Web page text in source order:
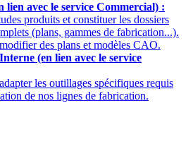
lien avec le service Commercial) :
produits et constituer les dossiers
(plans, gammes de fabrication...).
des plans et modèles CAO.
(en lien avec le service
les outillages spécifiques requis
de nos lignes de fabrication.